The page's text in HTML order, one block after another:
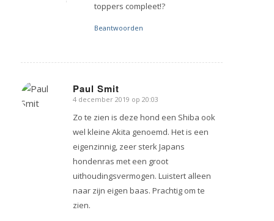
toppers compleet!?
Beantwoorden
Paul Smit
zegt:
4 december 2019 op 20:03
Zo te zien is deze hond een Shiba ook
wel kleine Akita genoemd. Het is een
eigenzinnig, zeer sterk Japans
hondenras met een groot
uithoudingsvermogen. Luistert alleen
naar zijn eigen baas. Prachtig om te
zien.